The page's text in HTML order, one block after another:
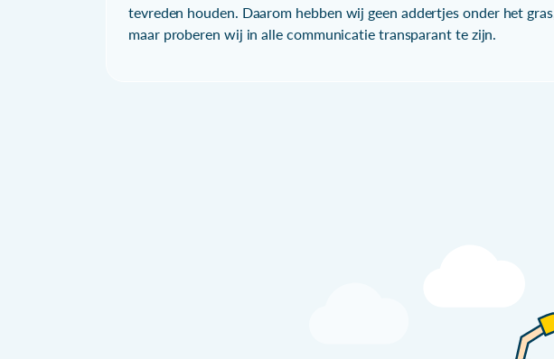
tevreden houden. Daarom hebben wij geen addertjes onder het gras,
maar proberen wij in alle communicatie transparant te zijn.